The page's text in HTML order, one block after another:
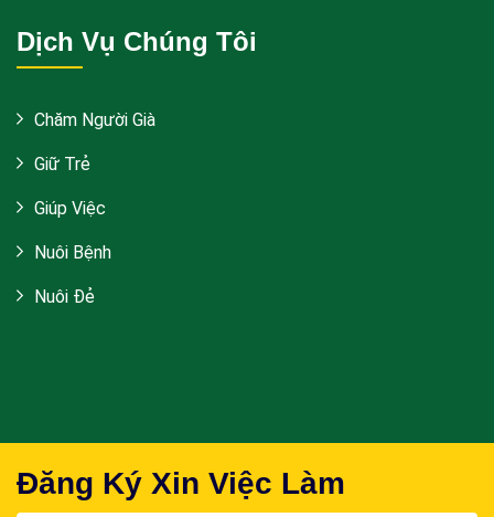
Dịch Vụ Chúng Tôi
Chăm Người Già
Giữ Trẻ
Giúp Việc
Nuôi Bệnh
Nuôi Đẻ
Đăng Ký Xin Việc Làm